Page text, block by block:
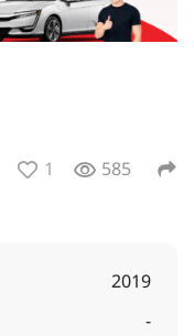
1 585
2019
-